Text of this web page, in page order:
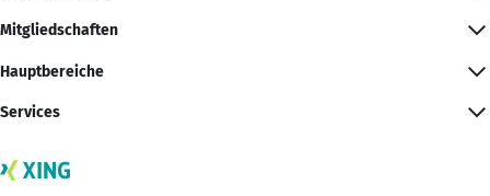
Mitgliedschaften
Hauptbereiche
Services